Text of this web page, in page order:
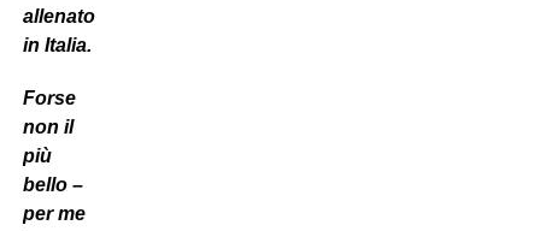
allenatore
in Italia.
Forse
non il
più
bello –
per me